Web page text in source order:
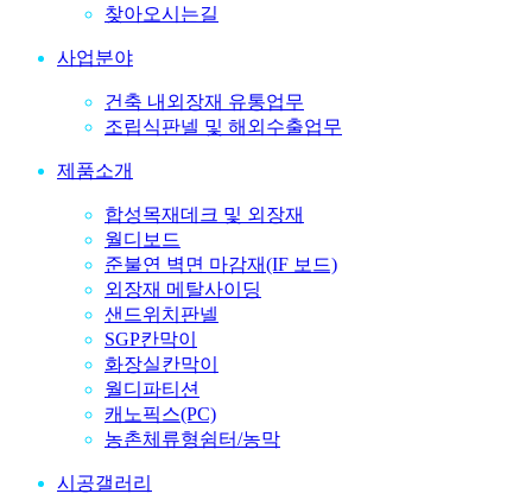
찾아오시는길
사업분야
건축 내외장재 유통업무
조립식판넬 및 해외수출업무
제품소개
합성목재데크 및 외장재
월디보드
준불연 벽면 마감재(IF 보드)
외장재 메탈사이딩
샌드위치판넬
SGP칸막이
화장실칸막이
월디파티션
캐노픽스(PC)
농촌체류형쉼터/농막
시공갤러리